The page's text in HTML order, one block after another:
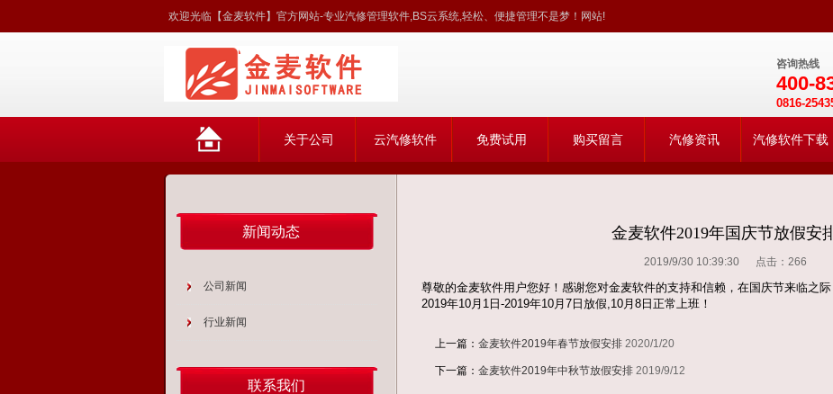
欢迎光临【金麦软件】官方网站-专业汽修管理软件,BS云系统,轻松、便捷管理不是梦！网站!
咨询热线
400-
0816-
关于公司 云汽修软件 免费试用 购买留言 汽修资讯 汽修软件下载
新闻动态
公司新闻
行业新闻
联系我们
金麦软件2019年国庆节放假安
2019/9/30 10:39:30 点击： 266
尊敬的金麦软件用户您好！感谢您对金麦软件的支持和信赖，在国庆节来临之
2019年10月1日-2019年10月7日放假,10月8日正常上班！
上一篇： 金麦软件2019年春节放假安排 2020/1/20
下一篇： 金麦软件2019年中秋节放假安排 2019/9/12